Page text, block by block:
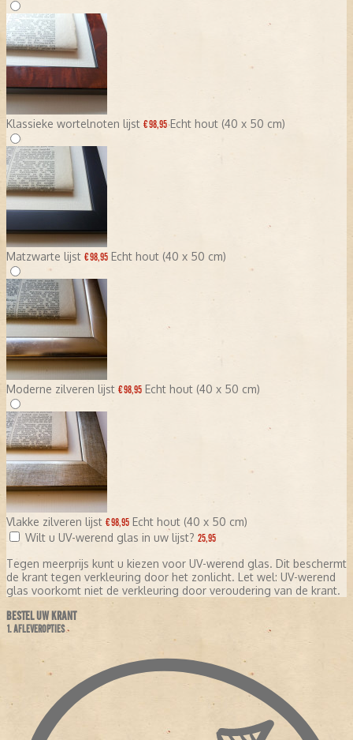
Klassieke wortelnoten lijst € 98,95 Echt hout (40 x 50 cm)
Matzwarte lijst € 98,95 Echt hout (40 x 50 cm)
Moderne zilveren lijst € 98,95 Echt hout (40 x 50 cm)
Vlakke zilveren lijst € 98,95 Echt hout (40 x 50 cm)
Wilt u UV-werend glas in uw lijst? 25,95
Tegen meerprijs kunt u kiezen voor UV-werend glas. Dit beschermt
de krant tegen verkleuring door het zonlicht. Let wel: UV-werend
glas voorkomt niet de verkleuring door veroudering van de krant.
BESTEL UW KRANT
1. AFLEVEROPTIES